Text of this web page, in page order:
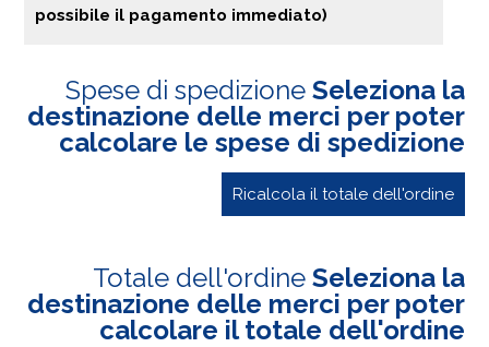
possibile il pagamento immediato)
Spese di spedizione Seleziona la
destinazione delle merci per poter
calcolare le spese di spedizione
Ricalcola il totale dell'ordine
Totale dell'ordine Seleziona la
destinazione delle merci per poter
calcolare il totale dell'ordine